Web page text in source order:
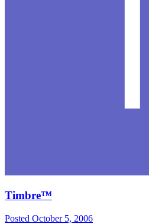
Timbre™
Posted October 5, 2006